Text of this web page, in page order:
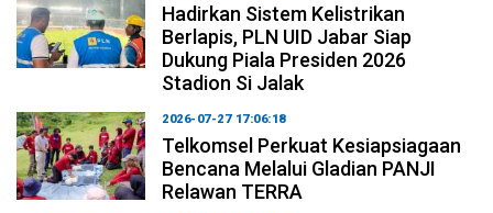
Hadirkan Sistem Kelistrikan
Berlapis, PLN UID Jabar Siap
Dukung Piala Presiden 2026
Stadion Si Jalak
2026-07-27 17:06:18
Telkomsel Perkuat Kesiapsiagaan
Bencana Melalui Gladian PANJI
Relawan TERRA